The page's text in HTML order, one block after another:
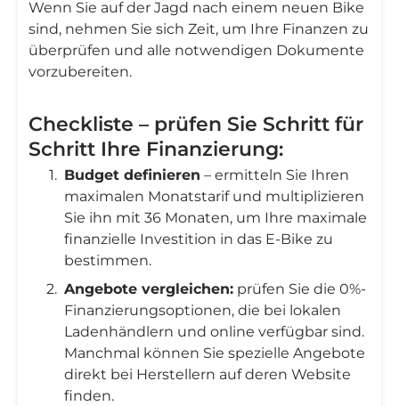
Wenn Sie auf der Jagd nach einem neuen Bike
sind, nehmen Sie sich Zeit, um Ihre Finanzen zu
überprüfen und alle notwendigen Dokumente
vorzubereiten.
Checkliste – prüfen Sie Schritt für
Schritt Ihre Finanzierung:
Budget definieren – ermitteln Sie Ihren
maximalen Monatstarif und multiplizieren
Sie ihn mit 36 Monaten, um Ihre maximale
finanzielle Investition in das E-Bike zu
bestimmen.
Angebote vergleichen: prüfen Sie die 0%-
Finanzierungsoptionen, die bei lokalen
Ladenhändlern und online verfügbar sind.
Manchmal können Sie spezielle Angebote
direkt bei Herstellern auf deren Website
finden.